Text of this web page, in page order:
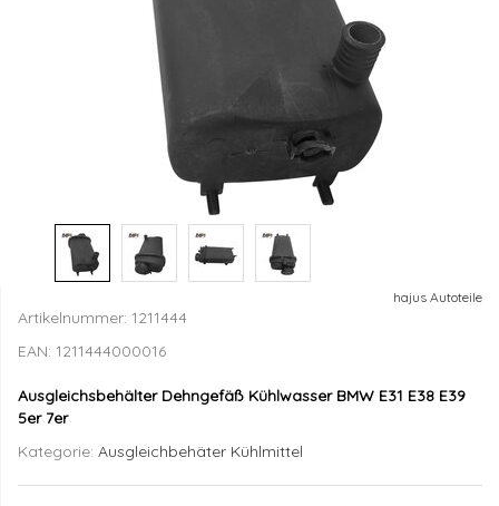
hajus Autoteile
Artikelnummer: 1211444
EAN: 1211444000016
Ausgleichsbehälter Dehngefäß Kühlwasser BMW E31 E38 E39
5er 7er
Kategorie: Ausgleichbehäter Kühlmittel